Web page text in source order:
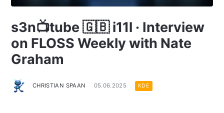
s3n📺tube 🇬🇧 i11l · Interview
on FLOSS Weekly with Nate
Graham
CHRISTIAN SPAAN 05.06.2025 KDE